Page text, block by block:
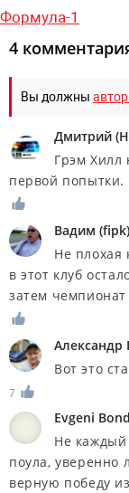
Формула-1
4
Вы должны
Дмитрий (
Грэм
первой попытки.
Вадим (fipk)
Не плохая
в этот клуб
затем
Александр
Вот это
7
Evgeni
Не каждый
поула, уверенно
верную победу